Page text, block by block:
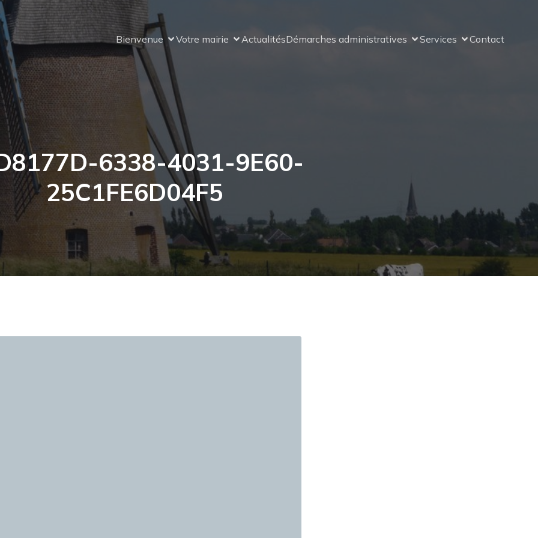
Bienvenue Votre mairie ActualitésDémarches administratives Services Contact
6338-4031-9E60-
25C1FE6D04F5